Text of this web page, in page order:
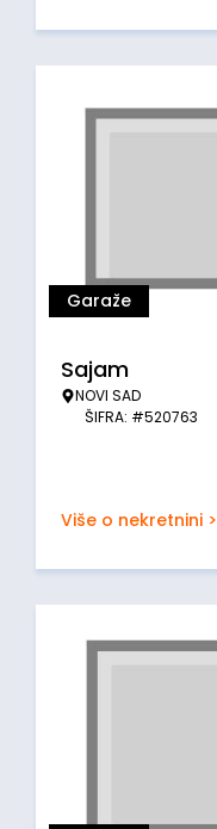
Garaže
Sajam
NOVI SAD
ŠIFRA: #520763
Više o nekretnini >